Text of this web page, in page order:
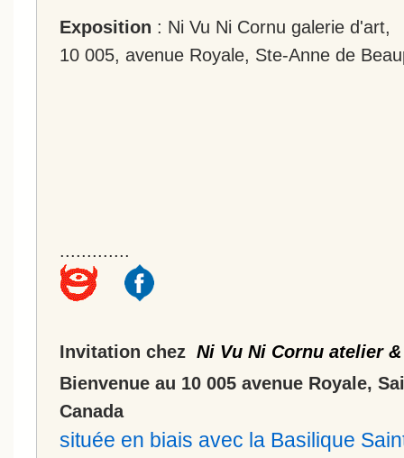
Exposition : Ni Vu Ni Cornu galerie d'art,
10 005, avenue Royale, Ste-Anne de
.............
Invitation chez Ni Vu Ni Cornu atelier
Bienvenue au 10 005 avenue Royale,
Canada
située en biais avec la Basilique